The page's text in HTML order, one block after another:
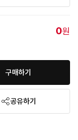
0원
구매하기
공유하기